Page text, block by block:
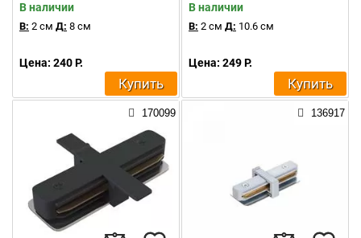
В наличии
В: 2 см Д: 8 см
Цена: 240 Р.
Купить
В наличии
В: 2 см Д: 10.6 см
Цена: 249 Р.
Купить
170099 136917